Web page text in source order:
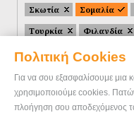
Πολιτική Cookies
Για να σου εξασφαλίσουμε μια
χρησιμοποιούμε cookies.
πλοήγηση σου
Σκωτία
Σομαλία
Τουρκία
Φιλανδία